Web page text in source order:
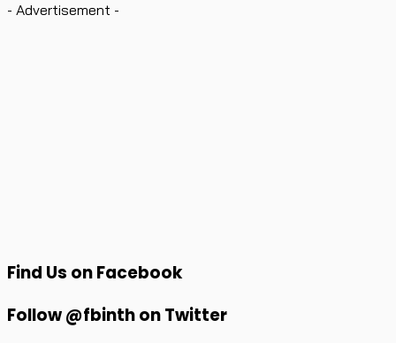
- Advertisement -
Find Us on Facebook
Follow @fbinth on Twitter